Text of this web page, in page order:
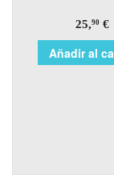
25,90 €
Añadir al